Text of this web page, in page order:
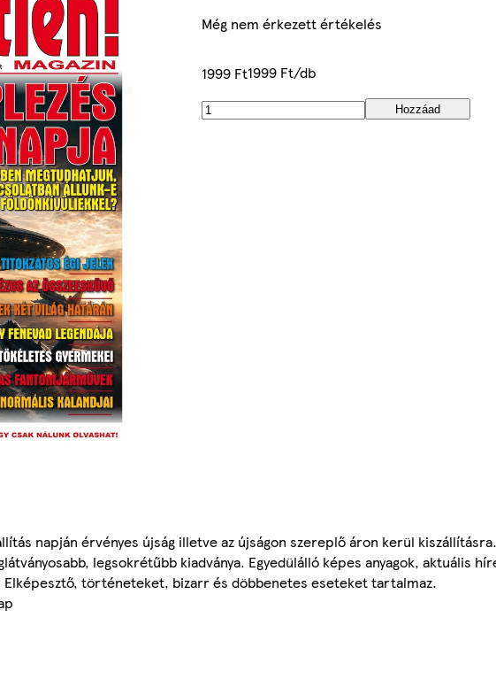
Még nem érkezett értékelés
1999 Ft1999 Ft/db
Hozzáad
napján érvényes újság illetve az újságon szereplő áron kerül kiszállításra.
legsokrétűbb kiadványa. Egyedülálló képes anyagok, aktuális
Elképesztő, történeteket, bizarr és döbbenetes eseteket tartalmaz.